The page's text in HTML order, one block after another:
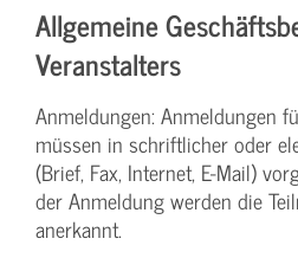
Allgemeine
Veranstalters
Anmeldungen: Anmeldungen
müssen in schriftlicher oder
(Brief, Fax, Internet, E-Mail)
der Anmeldung werden die
anerkannt.